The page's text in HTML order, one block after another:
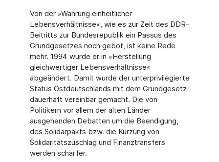
Von der »Wahrung einheitlicher
Lebensverhältnisse«, wie es zur Zeit des DDR-
Beitritts zur Bundesrepublik ein Passus des
Grundgesetzes noch gebot, ist keine Rede
mehr. 1994 wurde er in »Herstellung
gleichwertiger Lebensverhältnisse«
abgeändert. Damit wurde der unterprivilegierte
Status Ostdeutschlands mit dem Grundgesetz
dauerhaft vereinbar gemacht. Die von
Politikern vor allem der alten Länder
ausgehenden Debatten um die Beendigung,
des Solidarpakts bzw. die Kürzung von
Solidaritätszuschlag und Finanztransfers
werden schärfer.